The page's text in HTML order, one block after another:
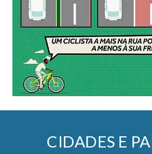
CIDADES E